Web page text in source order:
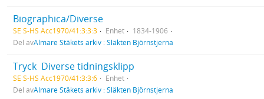
Biographica/Diverse
SE S-HS Acc1970/41:3:3:3 Enhet
1834-1906
Del avAlmare Stäkets arkiv : Släkten Björnstjerna
Tryck  Diverse tidningsklipp
SE S-HS Acc1970/41:3:3:6
Enhet
Del avAlmare Stäkets arkiv : Släkten Björnstjerna